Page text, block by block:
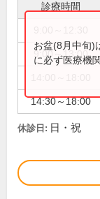
診療時間
9:00～13:00
14:30～18:00
お盆(8月中旬)
に必ず医療機
休診日: 日・祝